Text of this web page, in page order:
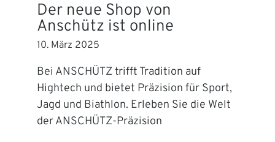
Der neue Shop von
Anschütz ist online
10. März 2025
Bei ANSCHÜTZ trifft Tradition auf
Hightech und bietet Präzision für Sport,
Jagd und Biathlon. Erleben Sie die Welt
der ANSCHÜTZ-Präzision